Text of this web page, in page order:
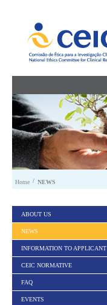
Home / NEWS
ABOUT US
NEWS
INFORMATION TO APPLICANT
CEIC NORMATIVE
FAQ
EVENTS